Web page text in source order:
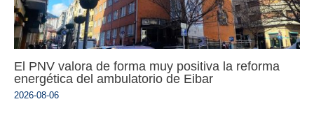
El PNV valora de forma muy positiva la reforma
energética del ambulatorio de Eibar
2026-08-06